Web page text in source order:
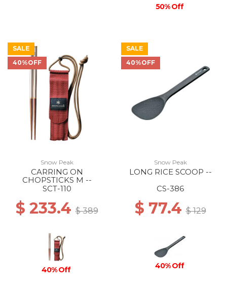
50% Off
SALE
40%OFF
Snow Peak
CARRING ON
CHOPSTICKS M --
SCT-110
$ 233.4$ 389
40% Off
SALE
40%OFF
Snow Peak
LONG RICE SCOOP --
CS-386
$ 77.4$ 129
40% Off